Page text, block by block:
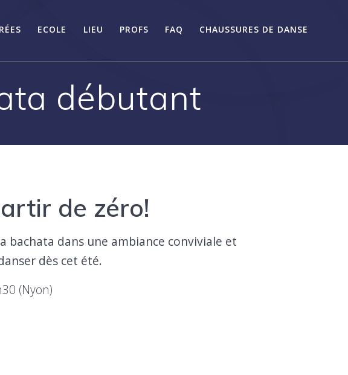
ECOLE LIEU PROFS FAQ CHAUSSURES DE DANSE
débutant
de zéro!
bachata dans une ambiance conviviale et
dès cet été.
(Nyon)